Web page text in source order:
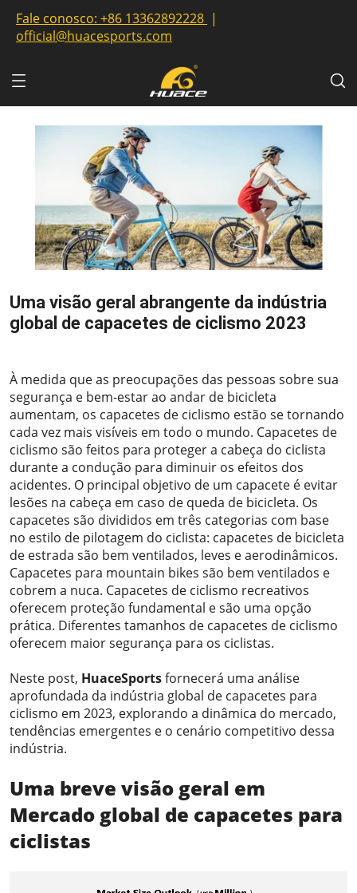
Fale conosco: +86 13362892228 |
official@huacesports.com
Uma visão geral abrangente da indústria
global de capacetes de ciclismo 2023
À medida que as preocupações das pessoas sobre sua
segurança e bem-estar ao andar de bicicleta
aumentam, os capacetes de ciclismo estão se tornando
cada vez mais visíveis em todo o mundo. Capacetes de
ciclismo são feitos para proteger a cabeça do ciclista
durante a condução para diminuir os efeitos dos
acidentes. O principal objetivo de um capacete é evitar
lesões na cabeça em caso de queda de bicicleta. Os
capacetes são divididos em três categorias com base
no estilo de pilotagem do ciclista: capacetes de bicicleta
de estrada são bem ventilados, leves e aerodinâmicos.
Capacetes para mountain bikes são bem ventilados e
cobrem a nuca. Capacetes de ciclismo recreativos
oferecem proteção fundamental e são uma opção
prática. Diferentes tamanhos de capacetes de ciclismo
oferecem maior segurança para os ciclistas.
Neste post, HuaceSportsfornecerá uma análise
aprofundada da indústria global de capacetes para
ciclismo em 2023, explorando a dinâmica do mercado,
tendências emergentes e o cenário competitivo dessa
indústria.
Uma breve visão geral em
Mercado global de capacetes para
ciclistas